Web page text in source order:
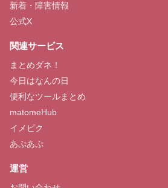
新着・障害情報
公式X
関連サービス
まとめダネ！
今日はなんの日
便利なツールまとめ
matomeHub
イメピク
あぷあぷ
運営